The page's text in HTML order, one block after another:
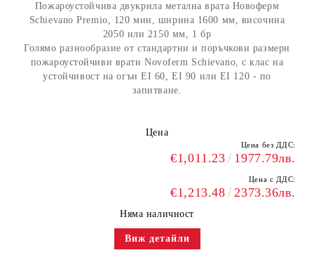
Пожароустойчива двукрила метална врата Новоферм
Schievano Premio, 120 мин, ширина 1600 мм, височина
2050 или 2150 мм, 1 бр
Голямо разнообразие от стандартни и поръчкови размери
пожароустойчиви врати Novoferm Schievano, с клас на
устойчивост на огън EI 60, EI 90 или EI 120 - по
запитване.
Цена
Цена без ДДС:
€1,011.23 1977.79лв.
Цена с ДДС:
€1,213.48 2373.36лв.
Няма наличност
Виж детайли